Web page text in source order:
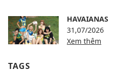
HAVAIANAS
31,07/2026
Xem thêm
TAGS